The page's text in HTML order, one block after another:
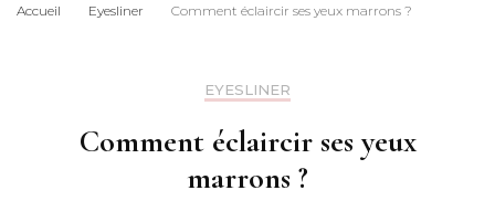
Accueil Eyesliner Comment éclaircir ses yeux marrons ?
EYESLINER
Comment éclaircir ses yeux
marrons ?